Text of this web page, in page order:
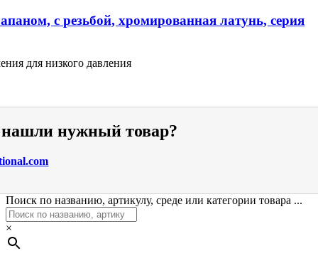
с резьбой, хромированная латунь, серия
для низкого давления
нужный товар?
Поиск по названию, артикулу, среде или категории товара ...
×